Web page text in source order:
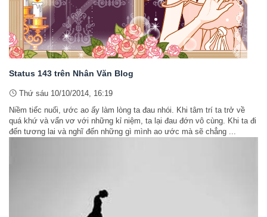
Status 143 trên Nhân Văn Blog
Thứ sáu 10/10/2014, 16:19
Niềm tiếc nuối, ước ao ấy làm lòng ta đau nhói. Khi tâm trí ta trở về
quá khứ và vẩn vơ với những kỉ niệm, ta lại đau đớn vô cùng. Khi ta đi
đến tương lai và nghĩ đến những gì mình ao ước mà sẽ chẳng ...